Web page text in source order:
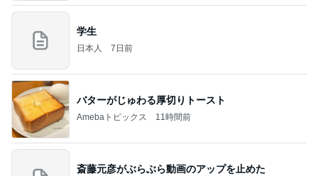
学生
日本人 7日前
バターがじゅわる厚切りトースト
Amebaトピックス 11時間前
斎藤元彦がぶらぶら動画のアップを止めた